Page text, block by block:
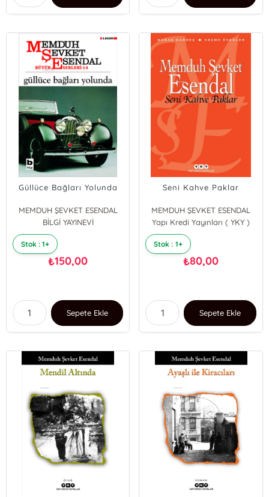
Güllüce Bağları Yolunda
MEMDUH ŞEVKET ESENDAL
BİLGİ YAYINEVİ
Stok : 1+
₺150,00
Sepete Ekle
Seni Kahve Paklar
MEMDUH ŞEVKET ESENDAL
Yapı Kredi Yayınları ( YKY )
Stok : 1+
₺80,00
Sepete Ekle